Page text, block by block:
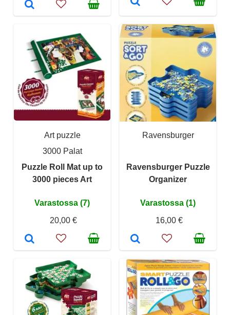
Art puzzle
3000 Palat
Puzzle Roll Mat up to
3000 pieces Art
Varastossa (7)
20,00 €
Ravensburger
Ravensburger Puzzle
Organizer
Varastossa (1)
16,00 €